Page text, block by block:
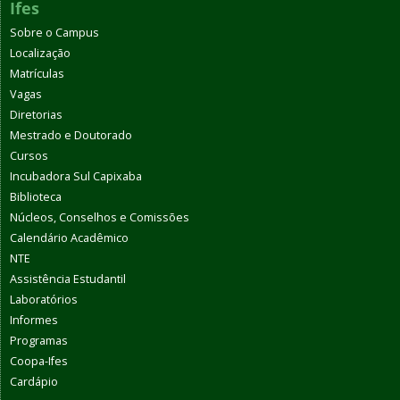
Ifes
Sobre o Campus
Localização
Matrículas
Vagas
Diretorias
Mestrado e Doutorado
Cursos
Incubadora Sul Capixaba
Biblioteca
Núcleos, Conselhos e Comissões
Calendário Acadêmico
NTE
Assistência Estudantil
Laboratórios
Informes
Programas
Coopa-Ifes
Cardápio